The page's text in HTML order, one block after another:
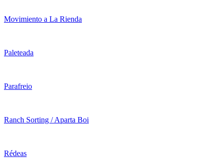
Movimiento a La Rienda
Paleteada
Parafreio
Ranch Sorting / Aparta Boi
Rédeas